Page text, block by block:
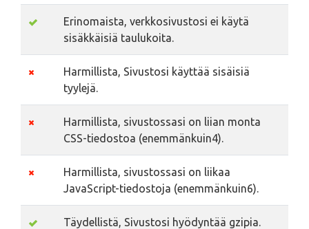
Erinomaista, verkkosivustosi ei käytä
sisäkkäisiä taulukoita.
Harmillista, Sivustosi käyttää sisäisiä
tyylejä.
Harmillista, sivustossasi on liian monta
CSS-tiedostoa (enemmänkuin4).
Harmillista, sivustossasi on liikaa
JavaScript-tiedostoja (enemmänkuin6).
Täydellistä, Sivustosi hyödyntää gzipia.